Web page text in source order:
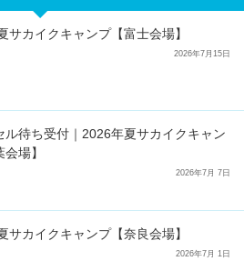
サカイクキャンプ【富士会場】
2026年7月15日
ル待ち受付｜2026年夏サカイクキャン
場】
2026年7月 7日
サカイクキャンプ【奈良会場】
2026年7月 1日